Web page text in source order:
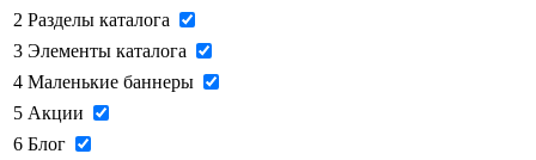
2 Разделы каталога
3 Элементы каталога
4 Маленькие баннеры
5 Акции
6 Блог